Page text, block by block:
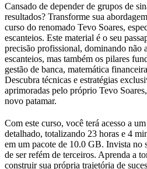
Cansado de depender de grupos de
resultados? Transforme sua
curso do renomado Tevo Soares,
escanteios. Este material é o seu
precisão profissional, dominando não
escanteios, mas também os pilares
gestão de banca, matemática
Descubra técnicas e estratégias
aprimoradas pelo próprio Tevo
novo patamar.
Com este curso, você terá acesso a
detalhado, totalizando 23 horas e 4
em um pacote de 10.0 GB. Invista no
de ser refém de terceiros. Aprenda a
construir sua própria trajetória de